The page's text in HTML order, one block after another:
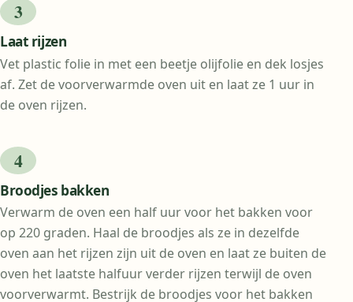
Laat rijzen
Vet plastic folie in met een beetje olijfolie en dek losjes
af. Zet de voorverwarmde oven uit en laat ze 1 uur in
de oven rijzen.
Broodjes bakken
Verwarm de oven een half uur voor het bakken voor
op 220 graden. Haal de broodjes als ze in dezelfde
oven aan het rijzen zijn uit de oven en laat ze buiten de
oven het laatste halfuur verder rijzen terwijl de oven
voorverwarmt. Bestrijk de broodjes voor het bakken